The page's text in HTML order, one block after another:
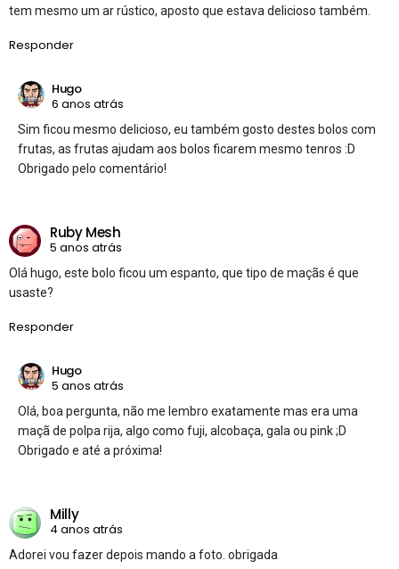
tem mesmo um ar rústico, aposto que estava delicioso também.
Responder
Hugo
6 anos atrás
Sim ficou mesmo delicioso, eu também gosto destes bolos com
frutas, as frutas ajudam aos bolos ficarem mesmo tenros :D
Obrigado pelo comentário!
Ruby Mesh
5 anos atrás
Olá hugo, este bolo ficou um espanto, que tipo de maçãs é que
usaste?
Responder
Hugo
5 anos atrás
Olá, boa pergunta, não me lembro exatamente mas era uma
maçã de polpa rija, algo como fuji, alcobaça, gala ou pink ;D
Obrigado e até a próxima!
Milly
4 anos atrás
Adorei vou fazer depois mando a foto. obrigada